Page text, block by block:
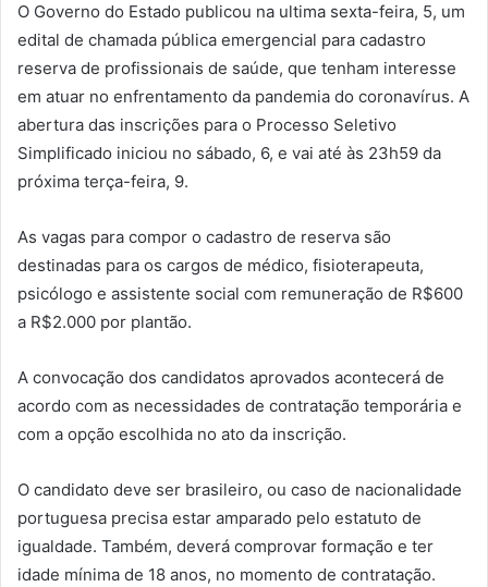
O Governo do Estado publicou na ultima sexta-feira, 5, um
edital de chamada pública emergencial para cadastro
reserva de profissionais de saúde, que tenham interesse
em atuar no enfrentamento da pandemia do coronavírus. A
abertura das inscrições para o Processo Seletivo
Simplificado iniciou no sábado, 6, e vai até às 23h59 da
próxima terça-feira, 9.
As vagas para compor o cadastro de reserva são
destinadas para os cargos de médico, fisioterapeuta,
psicólogo e assistente social com remuneração de R$600
a R$2.000 por plantão.
A convocação dos candidatos aprovados acontecerá de
acordo com as necessidades de contratação temporária e
com a opção escolhida no ato da inscrição.
O candidato deve ser brasileiro, ou caso de nacionalidade
portuguesa precisa estar amparado pelo estatuto de
igualdade. Também, deverá comprovar formação e ter
idade mínima de 18 anos, no momento de contratação.